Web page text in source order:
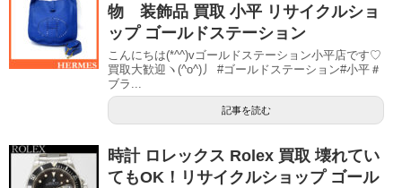
物 装飾品 買取 小平 リサイクルショ
ップ ゴールドステーション
こんにちは(*^^)vゴールドステーション小平店です♡
買取大歓迎ヽ(^o^)丿 #ゴールドステーション#小平＃
ブラ...
記事を読む
時計 ロレックス Rolex 買取 壊れてい
てもOK！リサイクルショップ ゴール